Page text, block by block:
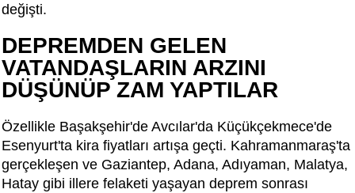
değişti.
DEPREMDEN GELEN
VATANDAŞLARIN ARZINI
DÜŞÜNÜP ZAM YAPTILAR
Özellikle Başakşehir'de Avcılar'da Küçükçekmece'de
Esenyurt'ta kira fiyatları artışa geçti. Kahramanmaraş'ta
gerçekleşen ve Gaziantep, Adana, Adıyaman, Malatya,
Hatay gibi illere felaketi yaşayan deprem sonrası